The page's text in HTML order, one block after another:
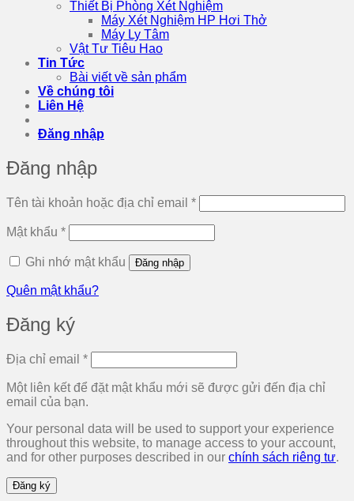
Thiết Bị Phòng Xét Nghiệm
Máy Xét Nghiệm HP Hơi Thở
Máy Ly Tâm
Vật Tư Tiêu Hao
Tin Tức
Bài viết về sản phẩm
Về chúng tôi
Liên Hệ
Đăng nhập
Đăng nhập
Tên tài khoản hoặc địa chỉ email *Bắt
buộc
Mật khẩu *Bắt
buộc
Ghi nhớ mật khẩu
Đăng nhập
Quên mật khẩu?
Đăng ký
Địa chỉ email *Bắt
buộc
Một liên kết để đặt mật khẩu mới sẽ được gửi đến địa chỉ
email của bạn.
Your personal data will be used to support your experience
throughout this website, to manage access to your account,
and for other purposes described in our chính sách riêng tư.
Đăng ký